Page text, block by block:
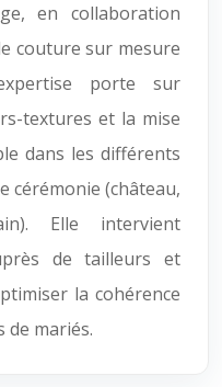
en collaboration
couture sur mesure
porte sur
textures et la mise
dans les différents
cérémonie (château,
Elle intervient
de tailleurs et
la cohérence
de mariés.